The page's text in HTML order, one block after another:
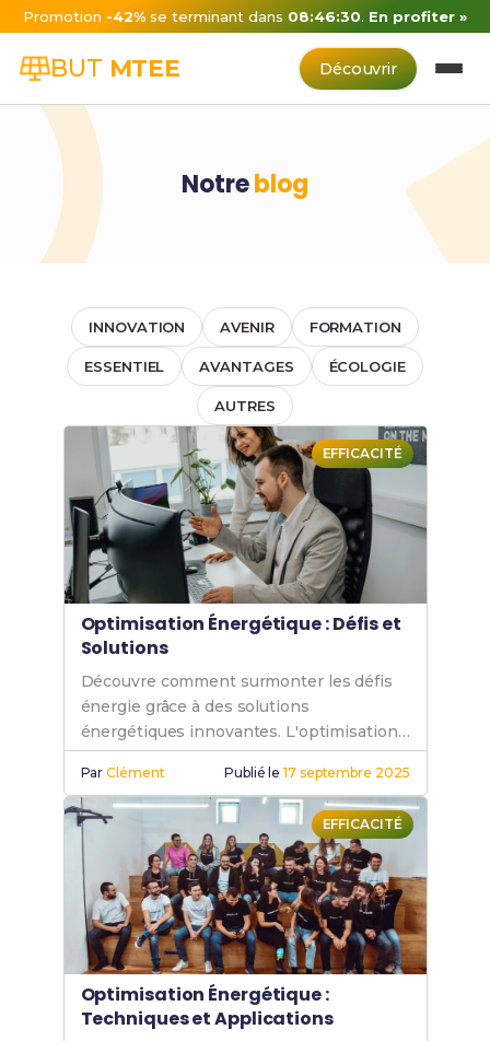
Promotion -42% se terminant dans 08:46:30. En profiter »
BUT MTEE Découvrir
Notreblog
INNOVATION AVENIR FORMATION
ESSENTIEL AVANTAGES ÉCOLOGIE
AUTRES
EFFICACITÉ
Optimisation Énergétique : Défis et
Solutions
Découvre comment surmonter les défis
énergie grâce à des solutions
énergétiques innovantes. L'optimisation
énergétique est essentielle pour une
transition énergétique réussie.
ParClément Publié le17 septembre 2025
EFFICACITÉ
Optimisation Énergétique :
Techniques et Applications